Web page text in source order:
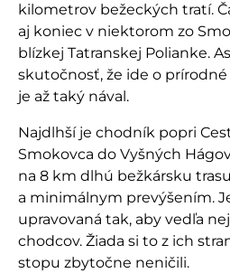
kilometrov bežeckých tratí.
aj koniec v niektorom zo
blízkej Tatranskej Polianke.
skutočnosť, že ide o
je až taký nával.
Najdlhší je chodník popri
Smokovca do Vyšných
na 8 km dlhú bežkársku
a minimálnym prevýšením.
upravovaná tak, aby vedľa
chodcov. Žiada si to z ich
stopu zbytočne neničili.